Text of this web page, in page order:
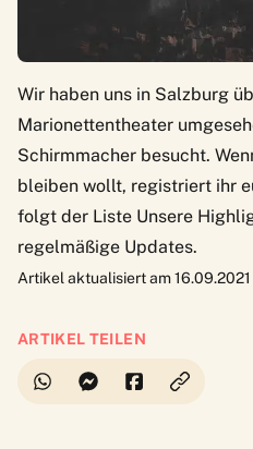
Wir haben uns in Salzburg
Marionettentheater
Schirmmacher besucht.
bleiben wollt, registriert ihr
folgt der Liste Unsere
regelmäßige Updates.
Artikel aktualisiert am 16.09.2021
ARTIKEL TEILEN